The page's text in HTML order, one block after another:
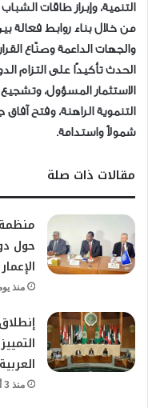
التنمية، وإبراز طاقات
من خلال بناء روابط فعالة
والجهات الداعمة وصنّاع
الحدث تأكيدًا على التزام
الاستثمار المسؤول،
التنموية الراهنة، وفتح
شمولاً واستدامة.
مقالات ذات صلة
حول
الإعمار
منذ
العربية
منذ 3 أيام